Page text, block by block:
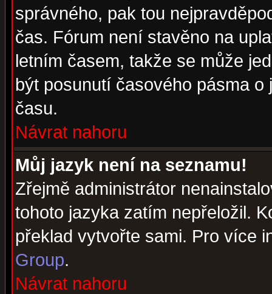
správného, pak tou
čas. Fórum není stavěno na
letním časem, takže se může
být posunutí časového pásma
času.
Návrat nahoru
Můj jazyk není na seznamu!
Zřejmě administrátor
tohoto jazyka zatím nepřeložil.
překlad vytvořte sami. Pro více
Group.
Návrat nahoru